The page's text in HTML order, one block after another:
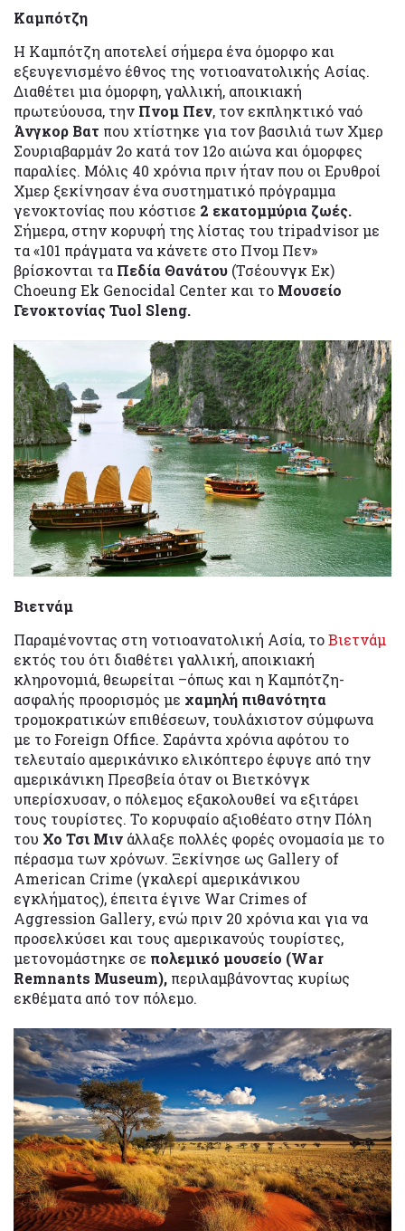
Καμπότζη
Η Καμπότζη αποτελεί σήμερα ένα όμορφο και
εξευγενισμένο έθνος της νοτιοανατολικής Ασίας.
Διαθέτει μια όμορφη, γαλλική, αποικιακή
πρωτεύουσα, την Πνομ Πεν, τον εκπληκτικό ναό
Άνγκορ Βατ που χτίστηκε για τον βασιλιά των Χμερ
Σουριαβαρμάν 2ο κατά τον 12ο αιώνα και όμορφες
παραλίες. Μόλις 40 χρόνια πριν ήταν που οι Ερυθροί
Χμερ ξεκίνησαν ένα συστηματικό πρόγραμμα
γενοκτονίας που κόστισε 2 εκατομμύρια ζωές.
Σήμερα, στην κορυφή της λίστας του tripadvisor με
τα «101 πράγματα να κάνετε στο Πνομ Πεν»
βρίσκονται τα Πεδία Θανάτου (Τσέουνγκ Εκ)
Choeung Ek Genocidal Center και το Μουσείο
Γενοκτονίας Tuol Sleng.
Βιετνάμ
Παραμένοντας στη νοτιοανατολική Ασία, τοΒιετνάμ
εκτός του ότι διαθέτει γαλλική, αποικιακή
κληρονομιά, θεωρείται –όπως και η Καμπότζη-
ασφαλής προορισμός με χαμηλή πιθανότητα
τρομοκρατικών επιθέσεων, τουλάχιστον σύμφωνα
με το Foreign Office. Σαράντα χρόνια αφότου το
τελευταίο αμερικάνικο ελικόπτερο έφυγε από την
αμερικάνικη Πρεσβεία όταν οι Βιετκόνγκ
υπερίσχυσαν, ο πόλεμος εξακολουθεί να εξιτάρει
τους τουρίστες. Το κορυφαίο αξιοθέατο στην Πόλη
του Χο Τσι Μιν άλλαξε πολλές φορές ονομασία με το
πέρασμα των χρόνων. Ξεκίνησε ως Gallery of
American Crime (γκαλερί αμερικάνικου
εγκλήματος), έπειτα έγινε War Crimes of
Aggression Gallery, ενώ πριν 20 χρόνια και για να
προσελκύσει και τους αμερικανούς τουρίστες,
μετονομάστηκε σε πολεμικό μουσείο (War
Remnants Museum), περιλαμβάνοντας κυρίως
εκθέματα από τον πόλεμο.